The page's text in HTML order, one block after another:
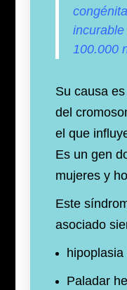
100.000
Su causa
del
el que
Es un gen
mujeres y
Este
asociado
Paladar